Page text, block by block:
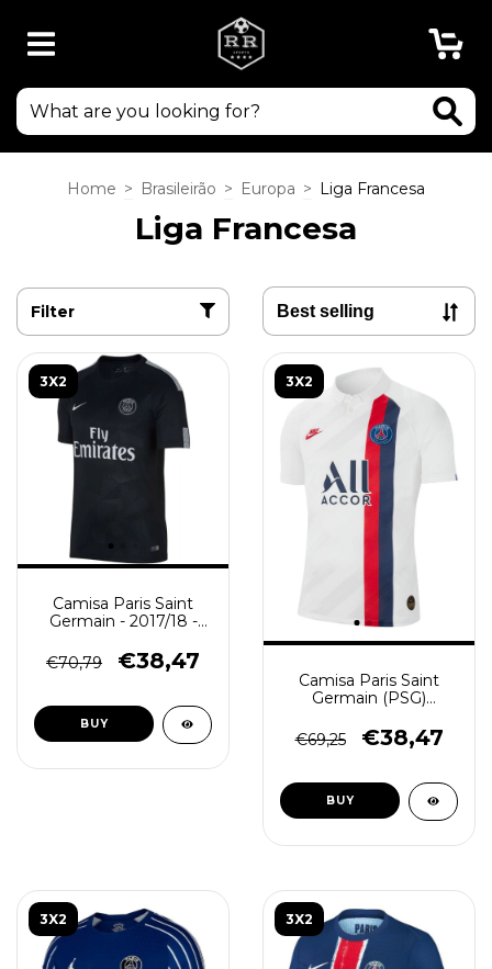
Home > Brasileirão > Europa > Liga Francesa
Liga Francesa
Filter
3X2
Camisa Paris Saint
Germain - 2017/18 -
Preta
€70,79 €38,47
BUY
3X2
Camisa Paris Saint
Germain (PSG)
Masculina - Branca
€69,25 €38,47
BUY
3X2 3X2